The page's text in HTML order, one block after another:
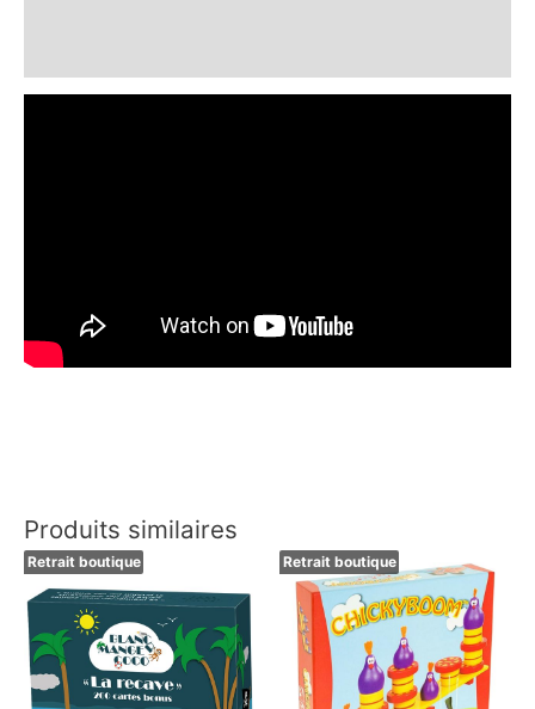
Produits similaires
Retrait boutique Retrait boutique